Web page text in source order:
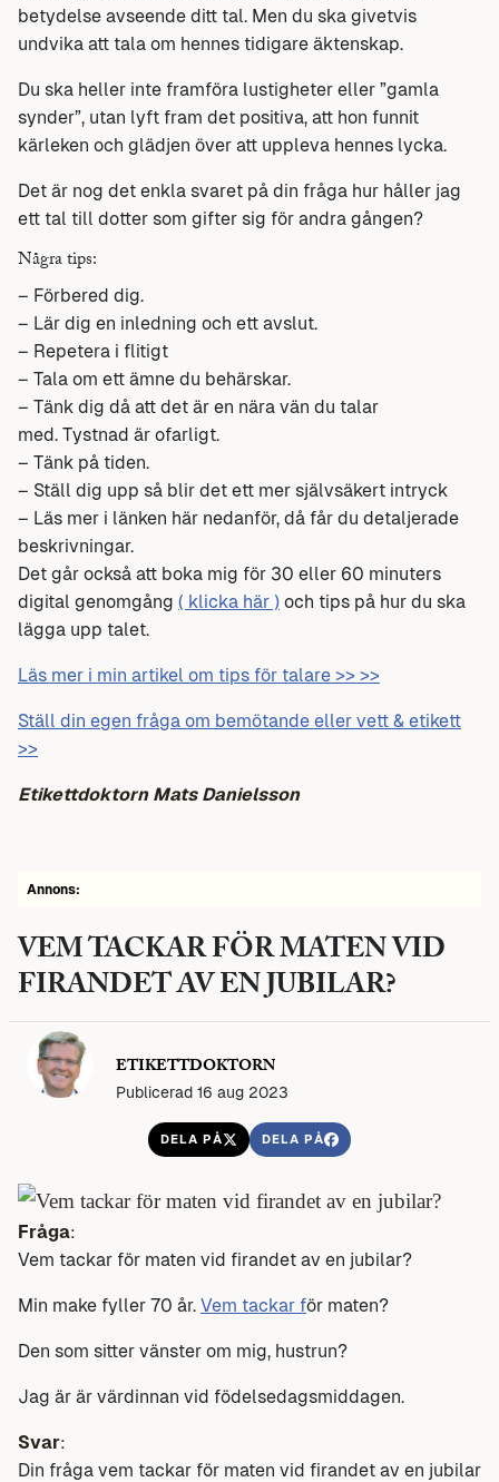
betydelse avseende ditt tal. Men du ska givetvis
undvika att tala om hennes tidigare äktenskap.
Du ska heller inte framföra lustigheter eller ”gamla
synder”, utan lyft fram det positiva, att hon funnit
kärleken och glädjen över att uppleva hennes lycka.
Det är nog det enkla svaret på din fråga hur håller jag
ett tal till dotter som gifter sig för andra gången?
Några tips:
– Förbered dig.
– Lär dig en inledning och ett avslut.
– Repetera i flitigt
– Tala om ett ämne du behärskar.
– Tänk dig då att det är en nära vän du talar
med. Tystnad är ofarligt.
– Tänk på tiden.
– Ställ dig upp så blir det ett mer självsäkert intryck
– Läs mer i länken här nedanför, då får du detaljerade
beskrivningar.
Det går också att boka mig för 30 eller 60 minuters
digital genomgång ( klicka här ) och tips på hur du ska
lägga upp talet.
Läs mer i min artikel om tips för talare >> >>
Ställ din egen fråga om bemötande eller vett & etikett
>>
Etikettdoktorn Mats Danielsson
Annons:
VEM TACKAR FÖR MATEN VID
FIRANDET AV EN JUBILAR?
ETIKETTDOKTORN
Publicerad 16 aug 2023
DELA PÅ DELA PÅ
Fråga:
Vem tackar för maten vid firandet av en jubilar?
Min make fyller 70 år. Vem tackar för maten?
Den som sitter vänster om mig, hustrun?
Jag är är värdinnan vid födelsedagsmiddagen.
Svar:
Din fråga vem tackar för maten vid firandet av en jubilar